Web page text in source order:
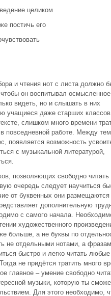
целиком
постичь его
и чтения нот с листа должно
он воспитывал осмысленное
видеть, но и слышать в них
учащиеся даже старших классов
слишком много времени
повседневной работе. Между
появляется возможность
с музыкальной литературой,
позволяющих свободно читать
очередь следует научиться
от буквенных они размещаются
дополнительную
с самого начала.
художественного
больше, а не буквы по
не отдельными нотами, а
быстро и легко читать
не придётся тратить много
главное – умение свободно
музыки, которую ты
Для этого необходимо,